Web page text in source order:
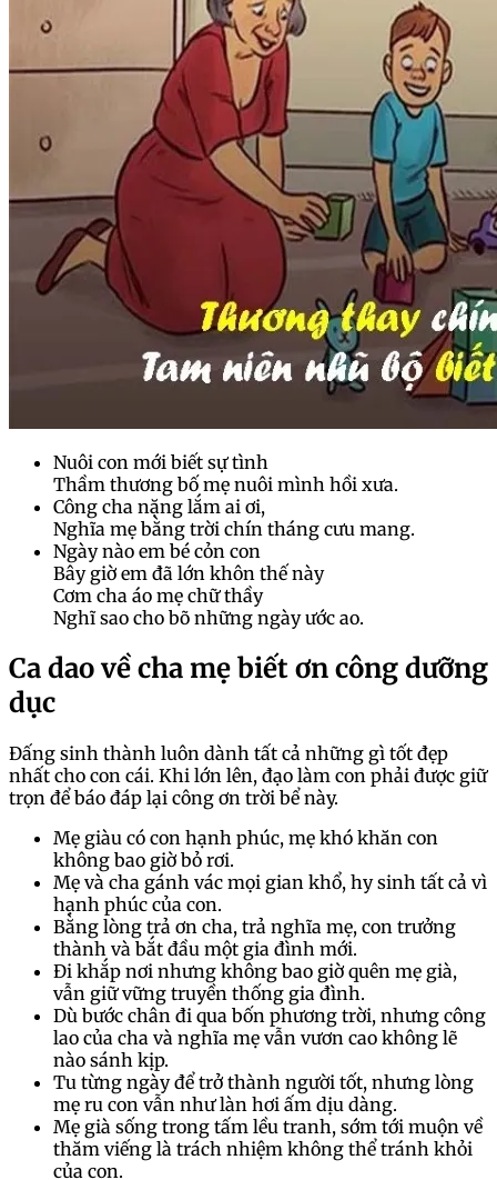
Nuôi con mới biết sự tình
Thầm thương bố mẹ nuôi mình hồi xưa.
Công cha nặng lắm ai ơi,
Nghĩa mẹ bằng trời chín tháng cưu mang.
Ngày nào em bé cỏn con
Bây giờ em đã lớn khôn thế này
Cơm cha áo mẹ chữ thầy
Nghĩ sao cho bõ những ngày ước ao.
Ca dao về cha mẹ biết ơn công dưỡng
dục
Đấng sinh thành luôn dành tất cả những gì tốt đẹp
nhất cho con cái. Khi lớn lên, đạo làm con phải được giữ
trọn để báo đáp lại công ơn trời bể này.
Mẹ giàu có con hạnh phúc, mẹ khó khăn con
không bao giờ bỏ rơi.
Mẹ và cha gánh vác mọi gian khổ, hy sinh tất cả vì
hạnh phúc của con.
Bằng lòng trả ơn cha, trả nghĩa mẹ, con trưởng
thành và bắt đầu một gia đình mới.
Đi khắp nơi nhưng không bao giờ quên mẹ già,
vẫn giữ vững truyền thống gia đình.
Dù bước chân đi qua bốn phương trời, nhưng công
lao của cha và nghĩa mẹ vẫn vươn cao không lẽ
nào sánh kịp.
Tu từng ngày để trở thành người tốt, nhưng lòng
mẹ ru con vẫn như làn hơi ấm dịu dàng.
Mẹ già sống trong tấm lều tranh, sớm tới muộn về
thăm viếng là trách nhiệm không thể tránh khỏi
của con.